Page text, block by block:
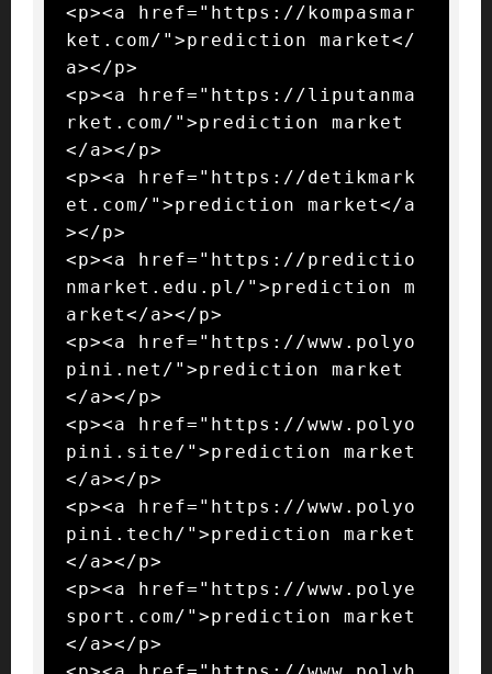
<p><a href="https://kompasmar
ket.com/">prediction market</
a></p>
<p><a href="https://liputanma
rket.com/">prediction market
</a></p>
<p><a href="https://detikmark
et.com/">prediction market</a
></p>
<p><a href="https://predictio
nmarket.edu.pl/">prediction m
arket</a></p>
<p><a href="https://www.polyo
pini.net/">prediction market
</a></p>
<p><a href="https://www.polyo
pini.site/">prediction market
</a></p>
<p><a href="https://www.polyo
pini.tech/">prediction market
</a></p>
<p><a href="https://www.polye
sport.com/">prediction market
</a></p>